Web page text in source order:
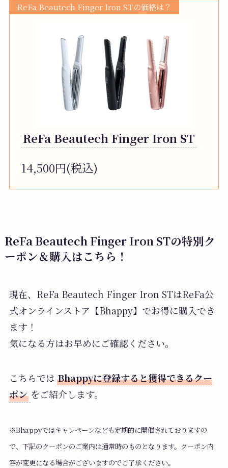
ReFa Beautech Finger Iron STの価格は？
ReFa Beautech Finger Iron ST
14,500円(税込)
ReFa Beautech Finger Iron STの特別ク
ーポン＆購入はこちら！
現在、ReFa Beautech Finger Iron STはReFa公
式オンラインストア【Bhappy】でお得に購入でき
ます！
気になる方はお早めにご確認ください。
こちらでは Bhappyに登録すると獲得できるクー
ポン をご紹介します。
※Bhappyではキャンペーンなども定期的に開催されておりますの
で、下記のクーポンのご案内は通常時のものとなります。クーポン内
容が変更になる場合がございますのでご了承ください。